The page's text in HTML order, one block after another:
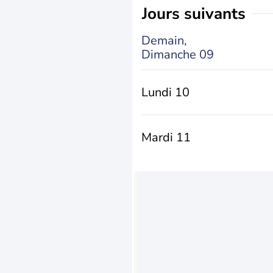
jours suivants
Demain,
Dimanche 09
Lundi 10
Mardi 11